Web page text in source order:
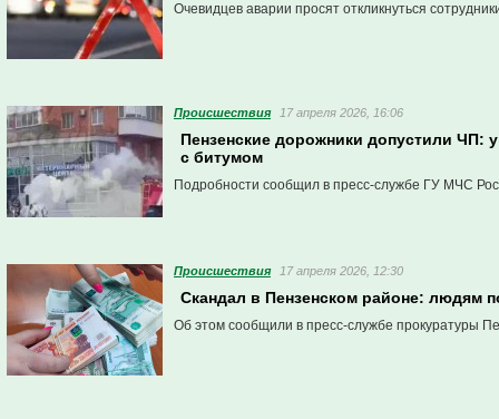
Очевидцев аварии просят откликнуться
Проиcшествия 17 апреля 2026, 16:06
Пензенские дорожники допустили ЧП:
с битумом
Подробности сообщил в пресс-службе ГУ МЧС
Проиcшествия 17 апреля 2026, 12:30
Скандал в Пензенском районе: людям
Об этом сообщили в пресс-службе прокуратуры